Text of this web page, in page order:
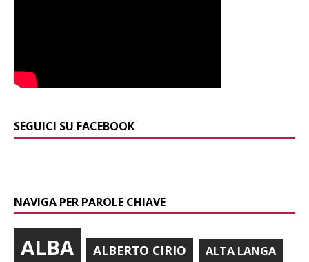
SEGUICI SU FACEBOOK
NAVIGA PER PAROLE CHIAVE
ALBA ALBERTO CIRIO ALTA LANGA